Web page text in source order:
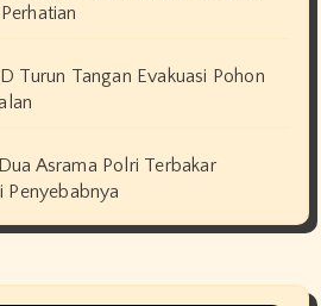
Turun Tangan Evakuasi Pohon
Asrama Polri Terbakar
Penyebabnya